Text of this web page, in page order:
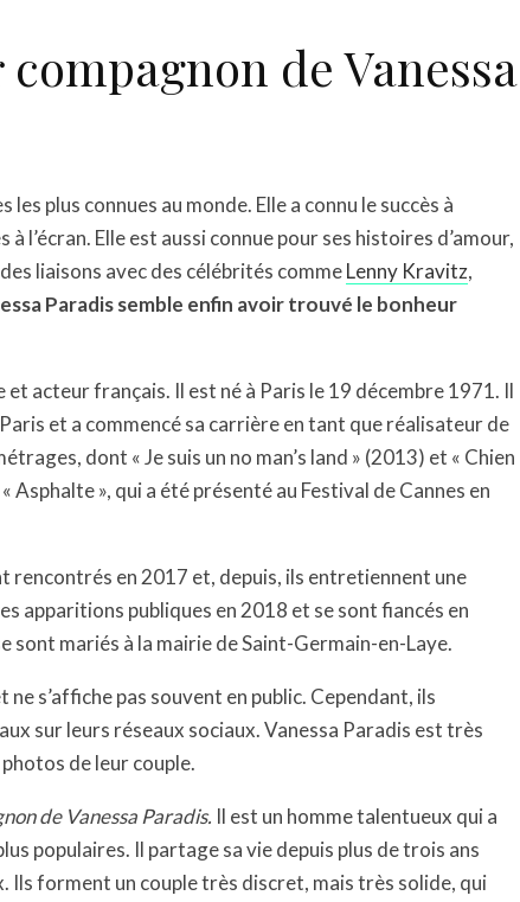
de Vanessa
les plus connues au monde. Elle a connu le succès à
l’écran. Elle est aussi connue pour ses histoires d’amour,
liaisons avec des célébrités commeLenny Kravitz,
Paradis semble enfin avoir trouvé le bonheur
acteur français. Il est né à Paris le 19 décembre 1971. Il
et a commencé sa carrière en tant que réalisateur de
dont « Je suis un no man’s land » (2013) et « Chien
», qui a été présenté au Festival de Cannes en
rencontrés en 2017 et, depuis, ils entretiennent une
apparitions publiques en 2018 et se sont fiancés en
sont mariés à la mairie de Saint-Germain-en-Laye.
s’affiche pas souvent en public. Cependant, ils
sur leurs réseaux sociaux. Vanessa Paradis est très
de leur couple.
de Vanessa Paradis. Il est un homme talentueux qui a
populaires. Il partage sa vie depuis plus de trois ans
Ils forment un couple très discret, mais très solide, qui